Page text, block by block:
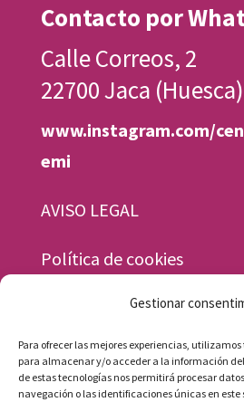
Gestionar
Para ofrecer las mejores experiencias,
para almacenar y/o acceder a la información
de estas tecnologías nos permitirá procesar
navegación o las identificaciones únicas en este
Contacto por
Calle Correos, 2
22700 Jaca (Huesca)
www.instagram.com/
emi
AVISO LEGAL
Política de cookies
Lunes a viernes, de 9.30 a
19.30 h.